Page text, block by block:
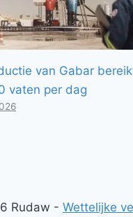
van Gabar
vaten per dag
Rudaw - Wettelijke